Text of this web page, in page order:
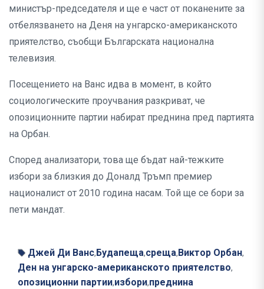
министър-председателя и ще е част от поканените за
отбелязването на Деня на унгарско-американското
приятелство, съобщи Българската национална
телевизия.
Посещението на Ванс идва в момент, в който
социологическите проучвания разкриват, че
опозиционните партии набират преднина пред партията
на Орбан.
Според анализатори, това ще бъдат най-тежките
избори за близкия до Доналд Тръмп премиер
националист от 2010 година насам. Той ще се бори за
пети мандат.
Джей Ди Ванс, Будапеща,среща, Виктор Орбан,
Ден на унгарско-американското приятелство,
опозиционни партии,избори,преднина